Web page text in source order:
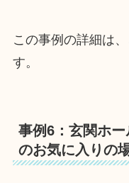
この事例の詳細は、
す。
事例6：玄関ホ
のお気に入りの